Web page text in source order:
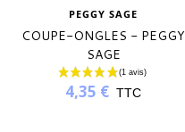
PEGGY SAGE
COUPE-ONGLES - PEGGY
SAGE
4,35 € TTC